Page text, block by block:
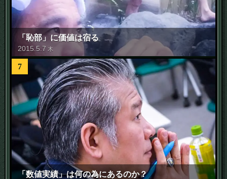
「恥部」に価値は宿る
2015 5 .7 木
7
「数値実績」は何の為にあるのか？